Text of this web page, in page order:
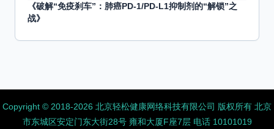
《破解“免疫刹车”：肺癌PD-1/PD-L1抑制剂的“解锁”之
战》
Copyright ©️ 2018-2026 北京轻松健康网络科技有限公司 版权所有 北京
市东城区安定门东大街28号 雍和大厦F座7层 电话 10101019